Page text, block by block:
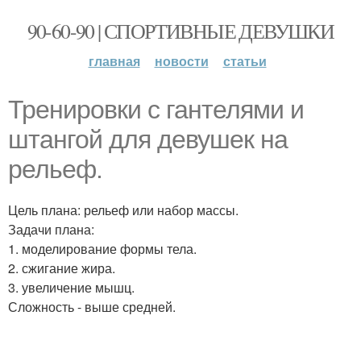
90-60-90 | СПОРТИВНЫЕ ДЕВУШКИ
главная новости статьи
Тренировки с гантелями и
штангой для девушек на
рельеф.
Цель плана: рельеф или набор массы.
Задачи плана:
1. моделирование формы тела.
2. сжигание жира.
3. увеличение мышц.
Сложность - выше средней.